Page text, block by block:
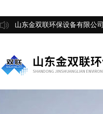
山东金双联环保设备有限公司